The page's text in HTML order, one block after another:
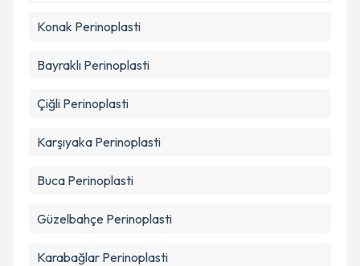
Konak Perinoplasti
Bayraklı Perinoplasti
Çiğli Perinoplasti
Karşıyaka Perinoplasti
Buca Perinoplasti
Güzelbahçe Perinoplasti
Karabağlar Perinoplasti